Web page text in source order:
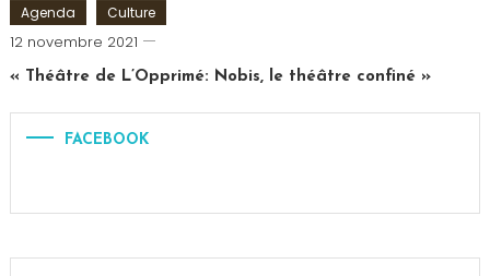
Agenda Culture
12 novembre 2021
Cédric
Cilia
« Théâtre de L’Opprimé: Nobis, le théâtre confiné »
FACEBOOK